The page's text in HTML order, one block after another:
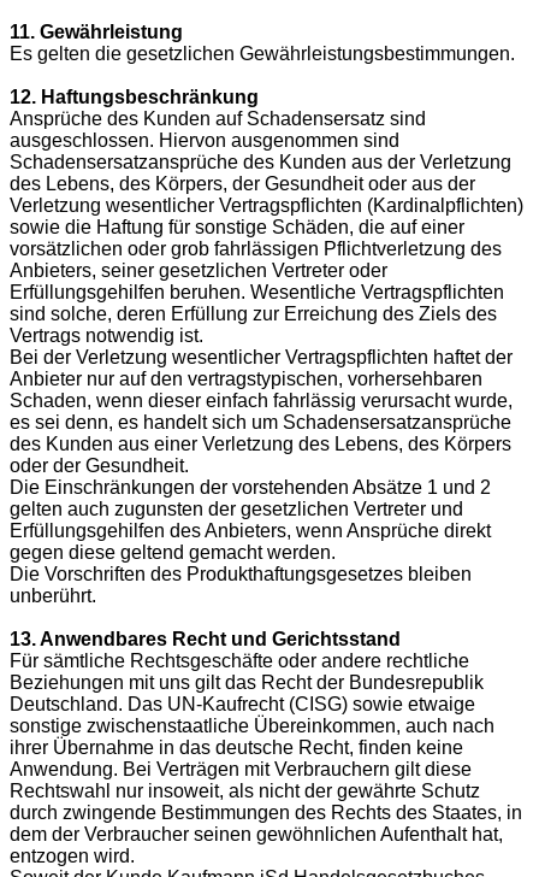
11. Gewährleistung
Es gelten die gesetzlichen Gewährleistungsbestimmungen.
12. Haftungsbeschränkung
Ansprüche des Kunden auf Schadensersatz sind
ausgeschlossen. Hiervon ausgenommen sind
Schadensersatzansprüche des Kunden aus der Verletzung
des Lebens, des Körpers, der Gesundheit oder aus der
Verletzung wesentlicher Vertragspflichten (Kardinalpflichten)
sowie die Haftung für sonstige Schäden, die auf einer
vorsätzlichen oder grob fahrlässigen Pflichtverletzung des
Anbieters, seiner gesetzlichen Vertreter oder
Erfüllungsgehilfen beruhen. Wesentliche Vertragspflichten
sind solche, deren Erfüllung zur Erreichung des Ziels des
Vertrags notwendig ist.
Bei der Verletzung wesentlicher Vertragspflichten haftet der
Anbieter nur auf den vertragstypischen, vorhersehbaren
Schaden, wenn dieser einfach fahrlässig verursacht wurde,
es sei denn, es handelt sich um Schadensersatzansprüche
des Kunden aus einer Verletzung des Lebens, des Körpers
oder der Gesundheit.
Die Einschränkungen der vorstehenden Absätze 1 und 2
gelten auch zugunsten der gesetzlichen Vertreter und
Erfüllungsgehilfen des Anbieters, wenn Ansprüche direkt
gegen diese geltend gemacht werden.
Die Vorschriften des Produkthaftungsgesetzes bleiben
unberührt.
13. Anwendbares Recht und Gerichtsstand
Für sämtliche Rechtsgeschäfte oder andere rechtliche
Beziehungen mit uns gilt das Recht der Bundesrepublik
Deutschland. Das UN-Kaufrecht (CISG) sowie etwaige
sonstige zwischenstaatliche Übereinkommen, auch nach
ihrer Übernahme in das deutsche Recht, finden keine
Anwendung. Bei Verträgen mit Verbrauchern gilt diese
Rechtswahl nur insoweit, als nicht der gewährte Schutz
durch zwingende Bestimmungen des Rechts des Staates, in
dem der Verbraucher seinen gewöhnlichen Aufenthalt hat,
entzogen wird.